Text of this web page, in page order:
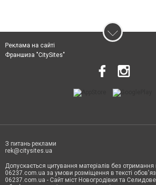
Реклама на сайті
Франшиза "CitySites"
З питань реклами
rek@citysites.ua
Допускається цитування матеріалів без отримання
06237.com.ua за умови розміщення в тексті
06237.com.ua - Сайт міст Новогродівки та